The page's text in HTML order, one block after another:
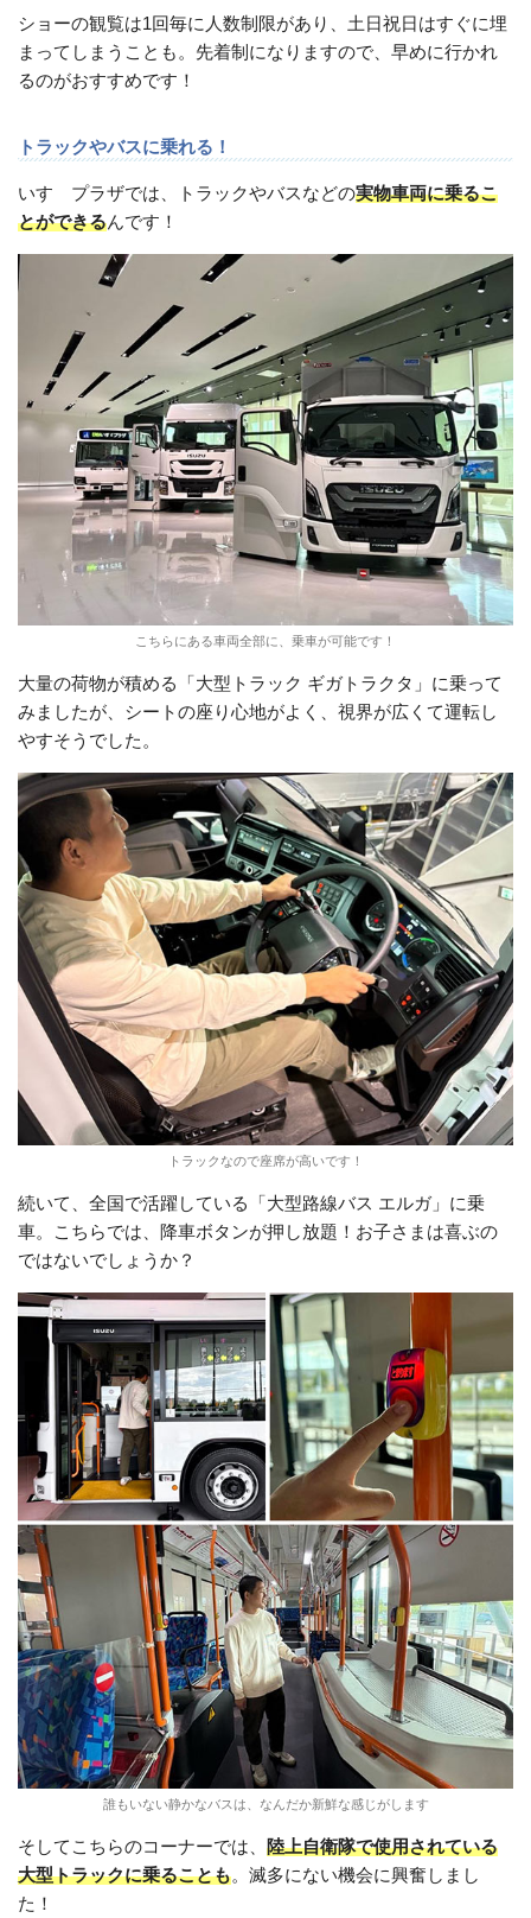
ショーの観覧は1回毎に人数制限があり、土日祝日はすぐに埋
まってしまうことも。先着制になりますので、早めに行かれ
るのがおすすめです！
トラックやバスに乗れる！
いすゞプラザでは、トラックやバスなどの実物車両に乗るこ
とができるんです！
こちらにある車両全部に、乗車が可能です！
大量の荷物が積める「大型トラック ギガトラクタ」に乗って
みましたが、シートの座り心地がよく、視界が広くて運転し
やすそうでした。
トラックなので座席が高いです！
続いて、全国で活躍している「大型路線バス エルガ」に乗
車。こちらでは、降車ボタンが押し放題！お子さまは喜ぶの
ではないでしょうか？
誰もいない静かなバスは、なんだか新鮮な感じがします
そしてこちらのコーナーでは、 陸上自衛隊で使用されている
大型トラックに乗ることも。滅多にない機会に興奮しまし
た！